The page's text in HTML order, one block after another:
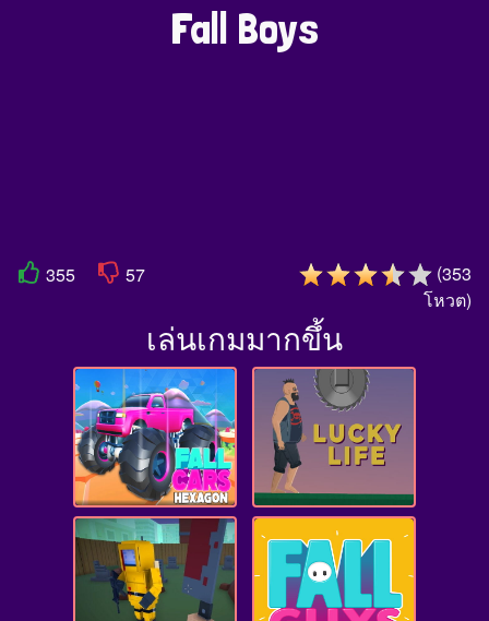
Fall Boys
355 57 (353
โหวต)
เล่นเกมมากขึ้น